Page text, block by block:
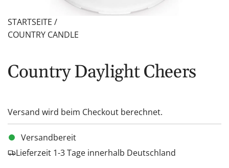
STARTSEITE /
COUNTRY CANDLE
Country Daylight Cheers
Versand wird beim Checkout berechnet.
Versandbereit
Lieferzeit 1-3 Tage innerhalb Deutschland